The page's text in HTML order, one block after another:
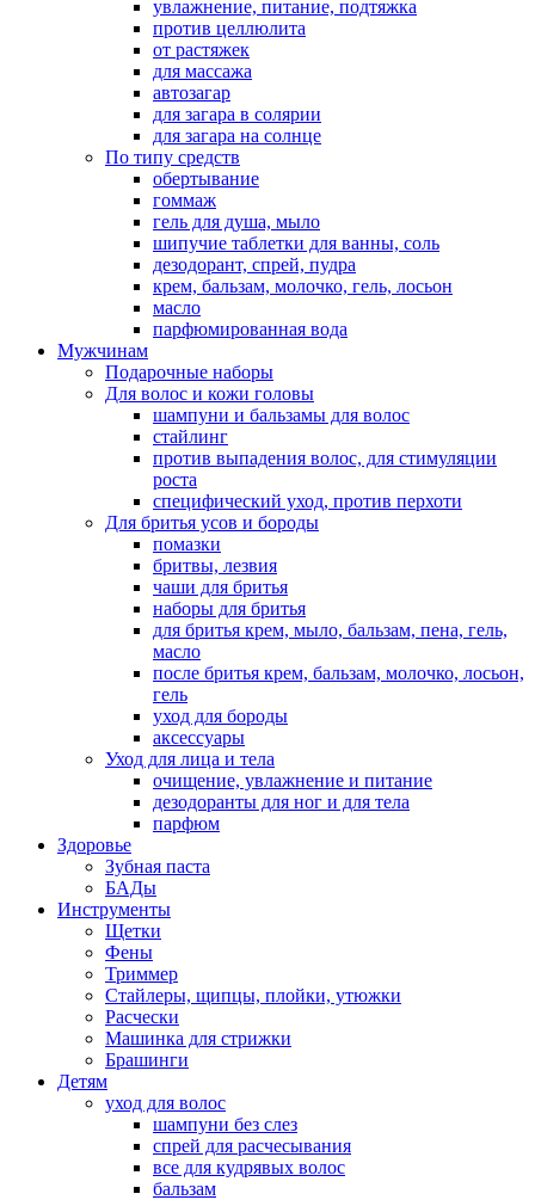
увлажнение, питание, подтяжка
против целлюлита
от растяжек
для массажа
автозагар
для загара в солярии
для загара на солнце
По типу средств
обертывание
гоммаж
гель для душа, мыло
шипучие таблетки для ванны, соль
дезодорант, спрей, пудра
крем, бальзам, молочко, гель, лосьон
масло
парфюмированная вода
Мужчинам
Подарочные наборы
Для волос и кожи головы
шампуни и бальзамы для волос
стайлинг
против выпадения волос, для стимуляции
роста
специфический уход, против перхоти
Для бритья усов и бороды
помазки
бритвы, лезвия
чаши для бритья
наборы для бритья
для бритья крем, мыло, бальзам, пена, гель,
масло
после бритья крем, бальзам, молочко, лосьон,
гель
уход для бороды
аксессуары
Уход для лица и тела
очищение, увлажнение и питание
дезодоранты для ног и для тела
парфюм
Здоровье
Зубная паста
БАДы
Инструменты
Щетки
Фены
Триммер
Стайлеры, щипцы, плойки, утюжки
Расчески
Машинка для стрижки
Брашинги
Детям
уход для волос
шампуни без слез
спрей для расчесывания
все для кудрявых волос
бальзам